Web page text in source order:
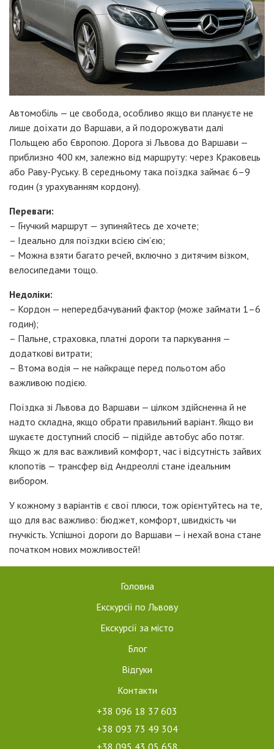
Автомобіль — це свобода, особливо якщо ви плануєте не
лише доїхати до Варшави, а й подорожувати далі
Польщею або Європою. Дорога зі Львова до Варшави —
приблизно 400 км, залежно від маршруту: через Краковець
або Раву-Руську. В середньому така поїздка займає 6–9
годин (з урахуванням кордону).
Переваги:
– Гнучкий маршрут — зупиняйтесь де хочете;
– Ідеально для поїздки всією сім’єю;
– Можна взяти багато речей, включно з дитячим візком,
велосипедами тощо.
Недоліки:
– Кордон — непередбачуваний фактор (може займати 1–6
годин);
– Пальне, страховка, платні дороги та паркування —
додаткові витрати;
– Втома водія — не найкраще перед польотом або
важливою подією.
Поїздка зі Львова до Варшави — цілком здійсненна й не
надто складна, якщо обрати правильний варіант. Якщо ви
шукаєте доступний спосіб — підійде автобус або потяг.
Якщо ж для вас важливий комфорт, час і відсутність зайвих
клопотів — трансфер від Андреоллі стане ідеальним
вибором.
У кожному з варіантів є свої плюси, тож орієнтуйтесь на те,
що для вас важливо: бюджет, комфорт, швидкість чи
гнучкість. Успішної дороги до Варшави — і нехай вона стане
початком нових можливостей!
Головна
Екскурсії по Львову
Екскурсії за місто
Блог
Відгуки
Контакти
+38 096 18 37 603
+38 093 73 49 304